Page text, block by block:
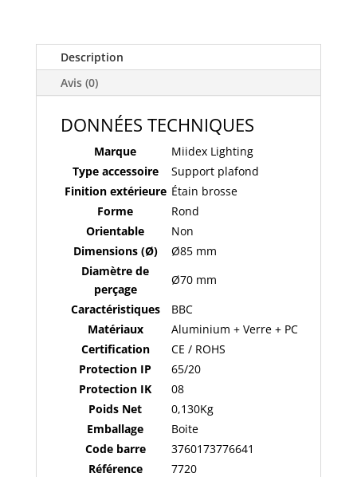
Rond
étain
Description
Avis (0)
DONNÉES TECHNIQUES
Marque
Miidex Lighting
Type accessoire
Support plafond
Finition extérieure Étain brosse
Forme
Rond
Orientable
Non
Dimensions (Ø)
Ø85 mm
Diamètre de
perçage
Ø70 mm
Caractéristiques
BBC
Matériaux
Aluminium + Verre + PC
Certification
CE / ROHS
Protection IP
65/20
Protection IK
08
Poids Net
0,130Kg
Emballage
Boite
Code barre
3760173776641
Référence
7720